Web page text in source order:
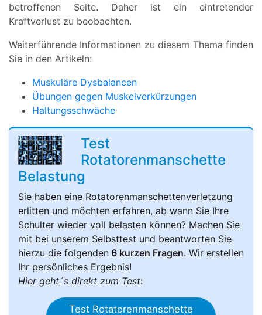
betroffenen Seite. Daher ist ein eintretender
Kraftverlust zu beobachten.
Weiterführende Informationen zu diesem Thema finden
Sie in den Artikeln:
Muskuläre Dysbalancen
Übungen gegen Muskelverkürzungen
Haltungsschwäche
Test
Rotatorenmanschette
Belastung
Sie haben eine Rotatorenmanschettenverletzung
erlitten und möchten erfahren, ab wann Sie Ihre
Schulter wieder voll belasten können? Machen Sie
mit bei unserem Selbsttest und beantworten Sie
hierzu die folgenden 6 kurzen Fragen. Wir erstellen
Ihr persönliches Ergebnis!
Hier geht´s direkt zum Test:
Test Rotatorenmanschette